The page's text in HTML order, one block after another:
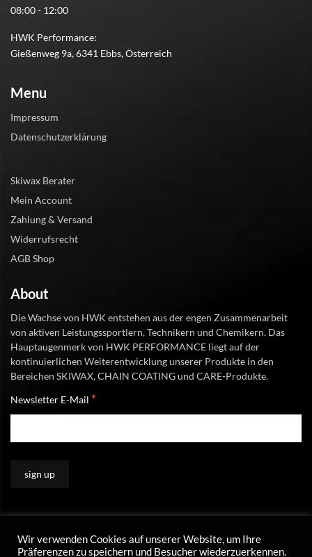
08:00 - 12:00
HWK Performance:
Gießenweg 9a, 6341 Ebbs, Österreich
Menu
Impressum
Datenschutzerklärung
Skiwax Berater
Mein Account
Zahlung & Versand
Widerrufsrecht
AGB Shop
About
Die Wachse von HWK entstehen aus der engen Zusammenarbeit
von aktiven Leistungssportlern, Technikern und Chemikern. Das
Hauptaugenmerk von HWK PERFORMANCE liegt auf der
kontinuierlichen Weiterentwicklung unserer Produkte in den
Bereichen SKIWAX, CHAIN COATING und CARE-Produkte.
Newsletter E-Mail *
Wir verwenden Cookies auf unserer Website, um Ihre
Präferenzen zu speichern und Besucher wiederzuerkennen.